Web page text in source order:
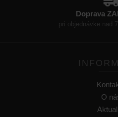
Doprava
pri objednávke nad
O